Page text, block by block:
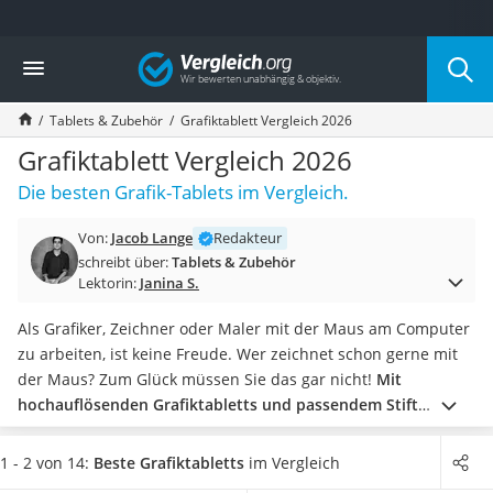
Die beliebtesten Vergleiche nach Kategorie
Elektronik
Powerstation
Monitor 32 Zoll 4K
Fernseher
Drucker
Desktop-PC
Diascanner
Laser-Multifunktionsdrucker
Powerstation mit Solarpanel
Gaming-PC
Soundbar
17-Zoll-Laptop
Satellitenschüssel
Gaming-Headset
Vergleich
Tablets & Zubehör Grafiktablett Vergleich 2026
Grafiktablett Vergleich 2026
Die besten Grafik-Tablets im Vergleich.
Von: Jacob Lange
Redakteur
schreibt über:Tablets & Zubehör
Lektorin: Janina S.
Als Grafiker, Zeichner oder Maler mit der Maus am Computer
zu arbeiten, ist keine Freude. Wer zeichnet schon gerne mit
der Maus? Zum Glück müssen Sie das gar nicht! Mit
hochauflösenden Grafiktabletts und passendem Stift
zeichnen Sie direkt auf dem Bildschirm. Das klappt mit und
ohne Kabel - je nachdem ob Sie ein Modell mit USB oder
1 - 2 von 14: Beste Grafiktabletts im Vergleich